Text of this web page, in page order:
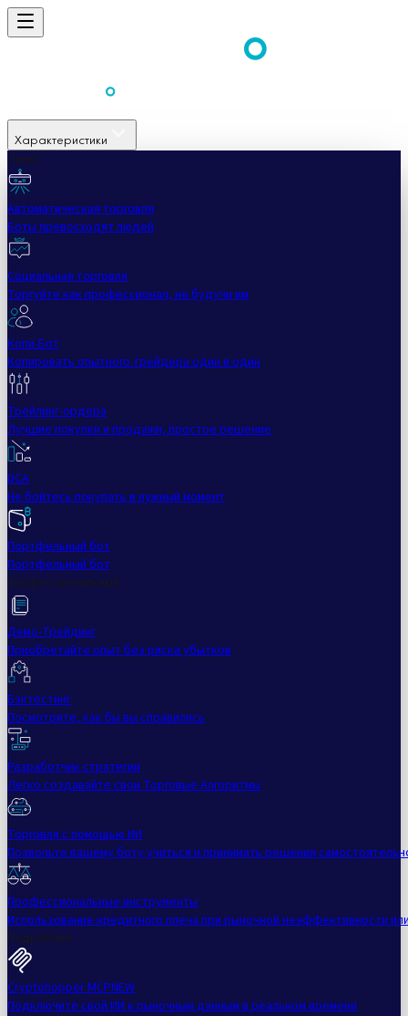
Характеристики
Легко
Автоматическая торговля
Боты превосходят людей
Социальная торговля
Торгуйте как профессионал, не будучи им
Копи-Бот
Копировать опытного трейдера один в один
Трейлинг-ордера
Лучшие покупки и продажи, простое решение
DCA
Не бойтесь покупать в нужный момент
Портфельный бот
Портфельный бот
Профессиональный
Демо-Трейдинг
Приобретайте опыт без риска убытков
Бэктестинг
Посмотрите, как бы вы справились
Разработчик стратегии
Легко создавайте свои Торговые Алгоритмы
Торговля с помощью ИИ
Позвольте вашему боту учиться и принимать решения
Профессиональные инструменты
Использование кредитного плеча при рыночной неэффективности
Подробнее
Cryptohopper MCPNEW
Подключите свой ИИ к рыночным данным в реальном времени